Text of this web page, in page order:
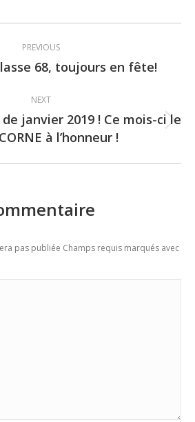
PREVIOUS
Previous
68, toujours en fête!
NEXT
Next
post:
janvier 2019 ! Ce mois-ci le
à l’honneur !
pas publiée Champs requis marqués avec